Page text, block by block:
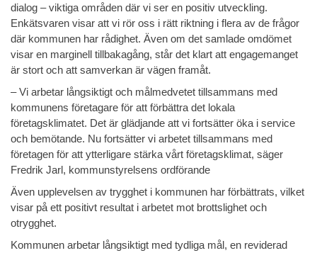
dialog – viktiga områden där vi ser en positiv utveckling.
Enkätsvaren visar att vi rör oss i rätt riktning i flera av de frågor
där kommunen har rådighet. Även om det samlade omdömet
visar en marginell tillbakagång, står det klart att engagemanget
är stort och att samverkan är vägen framåt.
– Vi arbetar långsiktigt och målmedvetet tillsammans med
kommunens företagare för att förbättra det lokala
företagsklimatet. Det är glädjande att vi fortsätter öka i service
och bemötande. Nu fortsätter vi arbetet tillsammans med
företagen för att ytterligare stärka vårt företagsklimat, säger
Fredrik Jarl, kommunstyrelsens ordförande
Även upplevelsen av trygghet i kommunen har förbättrats, vilket
visar på ett positivt resultat i arbetet mot brottslighet och
otrygghet.
Kommunen arbetar långsiktigt med tydliga mål, en reviderad